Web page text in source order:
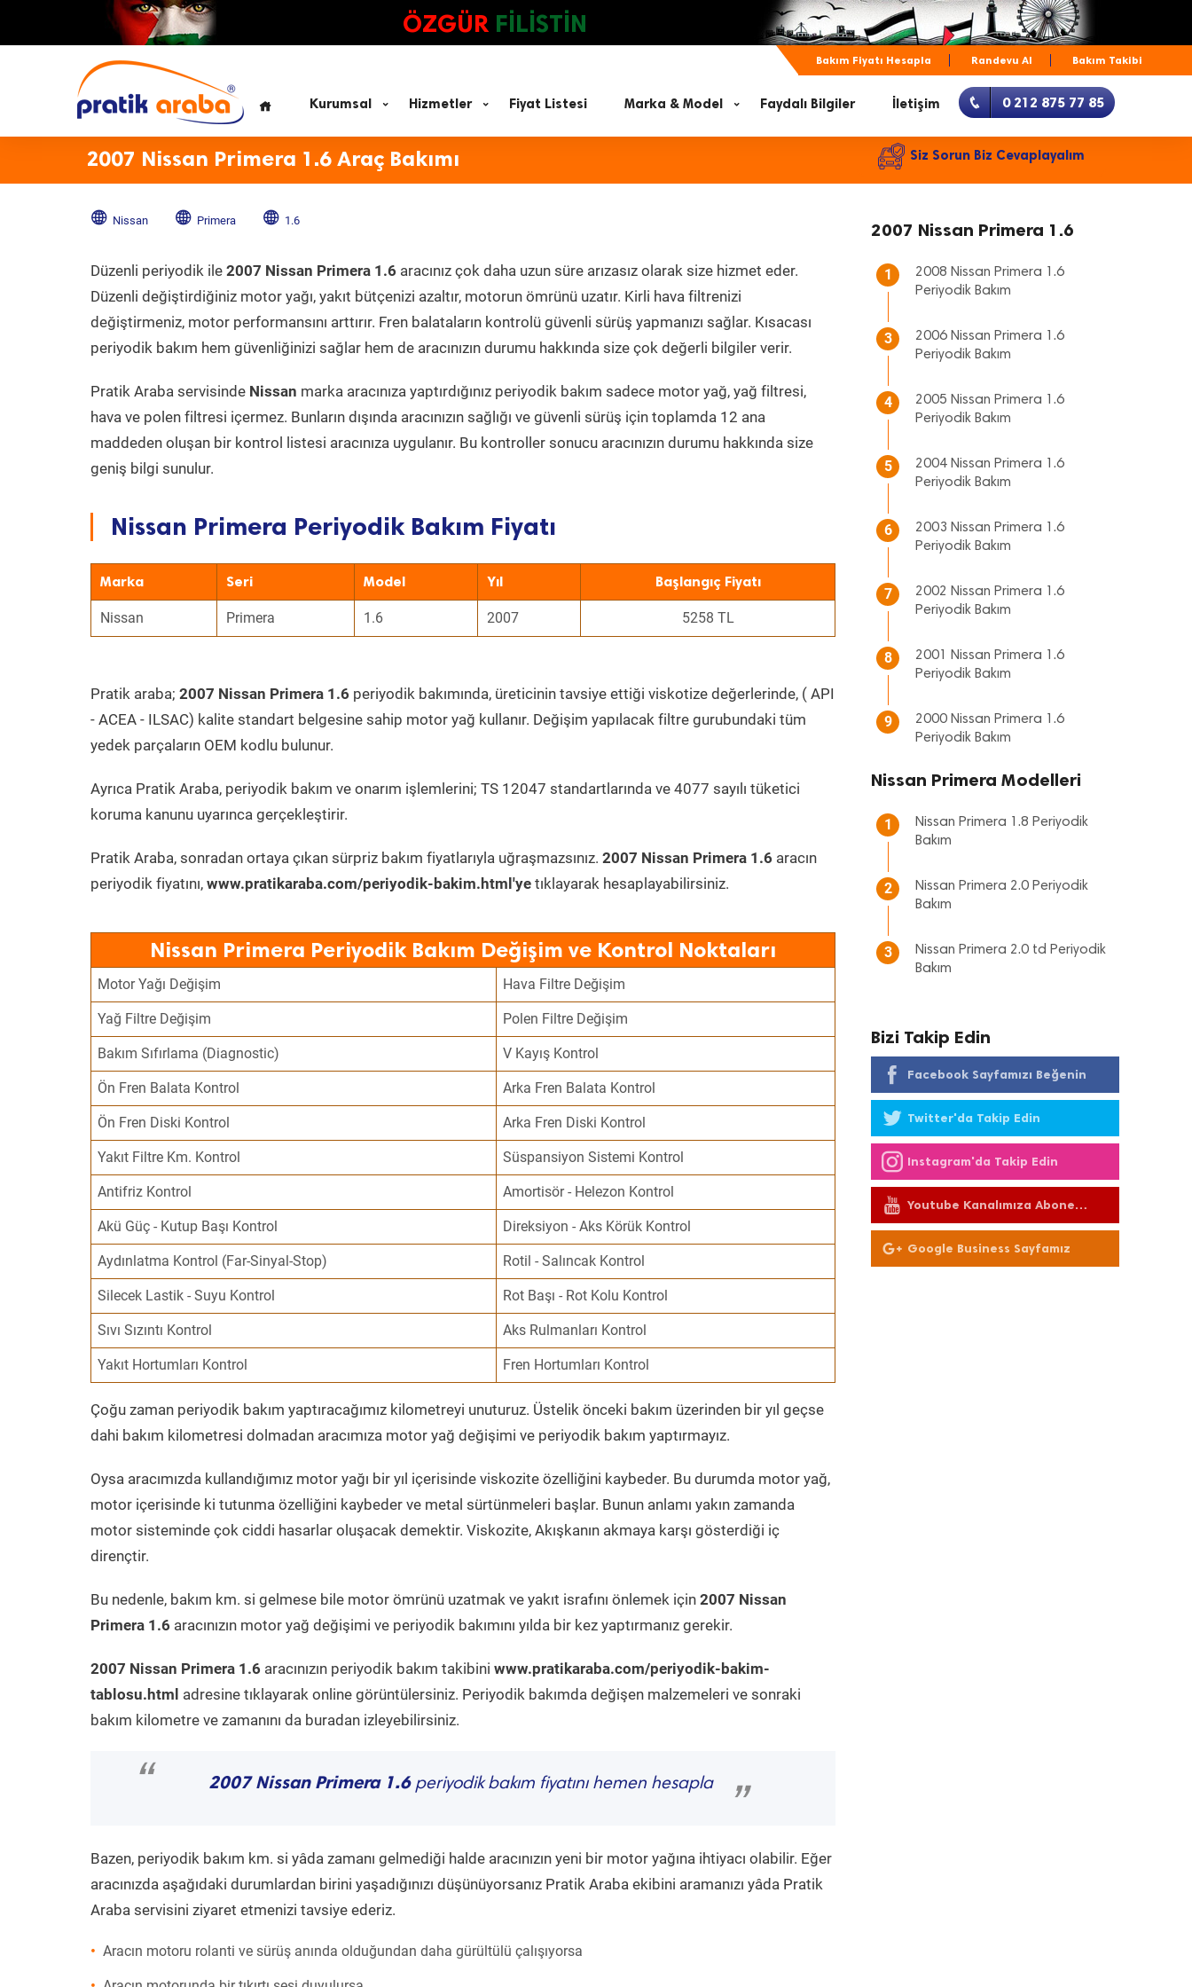
ÖZGÜR FİLİSTİN
Bakım Fiyatı Hesapla Randevu Al Bakım Takibi
Kurumsal Hizmetler Fiyat Listesi Marka & Model Faydalı Bilgiler İletişim 0 212 875 77 85
2007 Nissan Primera 1.6 Araç Bakımı Siz Sorun Biz Cevaplayalım
Nissan Primera 1.6
Düzenli periyodik ile 2007 Nissan Primera 1.6 aracınız çok daha uzun süre arızasız olarak size hizmet eder.
Düzenli değiştirdiğiniz motor yağı, yakıt bütçenizi azaltır, motorun ömrünü uzatır. Kirli hava filtrenizi
değiştirmeniz, motor performansını arttırır. Fren balataların kontrolü güvenli sürüş yapmanızı sağlar. Kısacası
periyodik bakım hem güvenliğinizi sağlar hem de aracınızın durumu hakkında size çok değerli bilgiler verir.
Pratik Araba servisinde Nissan marka aracınıza yaptırdığınız periyodik bakım sadece motor yağ, yağ filtresi,
hava ve polen filtresi içermez. Bunların dışında aracınızın sağlığı ve güvenli sürüş için toplamda 12 ana
maddeden oluşan bir kontrol listesi aracınıza uygulanır. Bu kontroller sonucu aracınızın durumu hakkında size
geniş bilgi sunulur.
Nissan Primera Periyodik Bakım Fiyatı
Marka Seri Model Yıl Başlangıç Fiyatı
Nissan Primera 1.6 2007 5258 TL
Pratik araba; 2007 Nissan Primera 1.6 periyodik bakımında, üreticinin tavsiye ettiği viskotize değerlerinde, ( API
- ACEA - ILSAC) kalite standart belgesine sahip motor yağ kullanır. Değişim yapılacak filtre gurubundaki tüm
yedek parçaların OEM kodlu bulunur.
Ayrıca Pratik Araba, periyodik bakım ve onarım işlemlerini; TS 12047 standartlarında ve 4077 sayılı tüketici
koruma kanunu uyarınca gerçekleştirir.
Pratik Araba, sonradan ortaya çıkan sürpriz bakım fiyatlarıyla uğraşmazsınız. 2007 Nissan Primera 1.6 aracın
periyodik fiyatını, www.pratikaraba.com/periyodik-bakim.html'ye tıklayarak hesaplayabilirsiniz.
Nissan Primera Periyodik Bakım Değişim ve Kontrol Noktaları
Motor Yağı Değişim Hava Filtre Değişim
Yağ Filtre Değişim Polen Filtre Değişim
Bakım Sıfırlama (Diagnostic) V Kayış Kontrol
Ön Fren Balata Kontrol Arka Fren Balata Kontrol
Ön Fren Diski Kontrol Arka Fren Diski Kontrol
Yakıt Filtre Km. Kontrol Süspansiyon Sistemi Kontrol
Antifriz Kontrol Amortisör - Helezon Kontrol
Akü Güç - Kutup Başı Kontrol Direksiyon - Aks Körük Kontrol
Aydınlatma Kontrol (Far-Sinyal-Stop) Rotil - Salıncak Kontrol
Silecek Lastik - Suyu Kontrol Rot Başı - Rot Kolu Kontrol
Sıvı Sızıntı Kontrol Aks Rulmanları Kontrol
Yakıt Hortumları Kontrol Fren Hortumları Kontrol
Çoğu zaman periyodik bakım yaptıracağımız kilometreyi unuturuz. Üstelik önceki bakım üzerinden bir yıl geçse
dahi bakım kilometresi dolmadan aracımıza motor yağ değişimi ve periyodik bakım yaptırmayız.
Oysa aracımızda kullandığımız motor yağı bir yıl içerisinde viskozite özelliğini kaybeder. Bu durumda motor yağ,
motor içerisinde ki tutunma özelliğini kaybeder ve metal sürtünmeleri başlar. Bunun anlamı yakın zamanda
motor sisteminde çok ciddi hasarlar oluşacak demektir. Viskozite, Akışkanın akmaya karşı gösterdiği iç
dirençtir.
Bu nedenle, bakım km. si gelmese bile motor ömrünü uzatmak ve yakıt israfını önlemek için 2007 Nissan
Primera 1.6 aracınızın motor yağ değişimi ve periyodik bakımını yılda bir kez yaptırmanız gerekir.
2007 Nissan Primera 1.6 aracınızın periyodik bakım takibini www.pratikaraba.com/periyodik-bakim-
tablosu.html adresine tıklayarak online görüntülersiniz. Periyodik bakımda değişen malzemeleri ve sonraki
bakım kilometre ve zamanını da buradan izleyebilirsiniz.
“ 2007 Nissan Primera 1.6periyodik bakım fiyatını hemen hesapla
”
Bazen, periyodik bakım km. si yâda zamanı gelmediği halde aracınızın yeni bir motor yağına ihtiyacı olabilir. Eğer
aracınızda aşağıdaki durumlardan birini yaşadığınızı düşünüyorsanız Pratik Araba ekibini aramanızı yâda Pratik
Araba servisini ziyaret etmenizi tavsiye ederiz.
Aracın motoru rolanti ve sürüş anında olduğundan daha gürültülü çalışıyorsa
2007 Nissan Primera 1.6
1
2008 Nissan Primera 1.6
Periyodik Bakım
3
2006 Nissan Primera 1.6
Periyodik Bakım
4
2005 Nissan Primera 1.6
Periyodik Bakım
5
2004 Nissan Primera 1.6
Periyodik Bakım
6
2003 Nissan Primera 1.6
Periyodik Bakım
7
2002 Nissan Primera 1.6
Periyodik Bakım
8
2001 Nissan Primera 1.6
Periyodik Bakım
9
2000 Nissan Primera 1.6
Periyodik Bakım
Nissan Primera Modelleri
1
Nissan Primera 1.8 Periyodik
Bakım
2
Nissan Primera 2.0 Periyodik
Bakım
3
Nissan Primera 2.0 td Periyodik
Bakım
Bizi Takip Edin
Facebook Sayfamızı Beğenin
Twitter'da Takip Edin
Instagram'da Takip Edin
Youtube Kanalımıza Abone
Olun
Google Business Sayfamız